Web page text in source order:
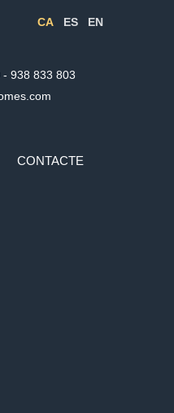
CA ES EN
938 833 803
CONTACTE